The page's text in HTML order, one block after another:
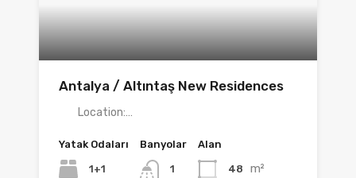
Antalya / Altıntaş New Residences
Location:…
Yatak Odaları
1+1
Banyolar
1
Alan
48 m²